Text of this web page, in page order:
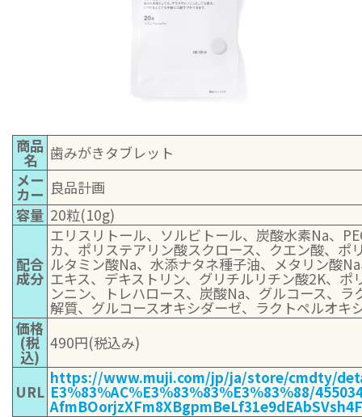
商品
名
歯みがきタブレット
メー
カー 良品計画
容量 20粒(10g)
配合
成分
エリスリトール、ソルビトール、炭酸水素Na、
カ、ポリステアリン酸スクロース、クエン酸、ポ
ルタミン酸Na、水添ナタネ種子油、メタリン酸
エキス、デキストリン、グリチルリチン酸2K、ポ
ンニン、トレハロース、炭酸Na、グルコース、
解質、グルコースオキシダーゼ、ラクトペルオキ
価格
(税
込)
490円(税込み)
URL
https://www.muji.com/jp/ja/store/cmdty/
E3%83%AC%E3%83%83%E3%83%88/